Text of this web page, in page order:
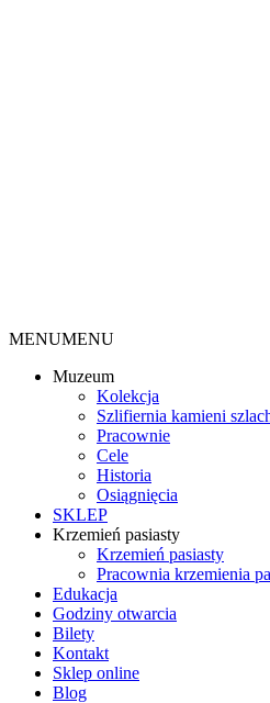
MENUMENU
Muzeum
Kolekcja
Szlifiernia kamieni
Pracownie
Cele
Historia
Osiągnięcia
SKLEP
Krzemień pasiasty
Krzemień pasiasty
Pracownia krzemienia
Edukacja
Godziny otwarcia
Bilety
Kontakt
Sklep online
Blog